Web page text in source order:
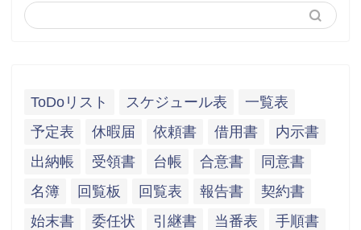
ToDoリスト スケジュール表
一覧表
予定表
休暇届 依頼書 借用書
内示書
出納帳
受領書 台帳 合意書
同意書
名簿
回覧板 回覧表 報告書
契約書
始末書
委任状 引継書 当番表
手順書